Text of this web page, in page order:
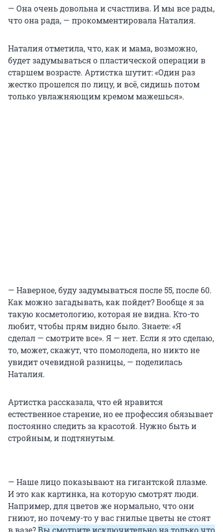
— Она очень довольна и счастлива. И мы все рады,
что она рада, — прокомментировала Наталия.
Наталия отметила, что, как и мама, возможно,
будет задумываться о пластической операции в
старшем возрасте. Артистка шутит: «Один раз
жестко прошелся по лицу, и всё, сидишь потом
только увлажняющим кремом мажешься».
— Наверное, буду задумываться после 55, после 60.
Как можно загадывать, как пойдет? Вообще я за
такую косметологию, которая не видна. Кто-то
любит, чтобы прям видно было. Знаете: «Я
сделал — смотрите все». Я — нет. Если я это сделаю,
то, может, скажут, что помолодела, но никто не
увидит очевидной разницы, — поделилась
Наталия.
Артистка рассказала, что ей нравится
естественное старение, но ее профессия обязывает
постоянно следить за красотой. Нужно быть и
стройным, и подтянутым.
— Наше лицо показывают на гигантской плазме.
И это как картинка, на которую смотрят люди.
Например, для цветов же нормально, что они
гниют, но почему-то у вас гнилые цветы не стоят
в вазе?Вы смотрите исключительно на только что